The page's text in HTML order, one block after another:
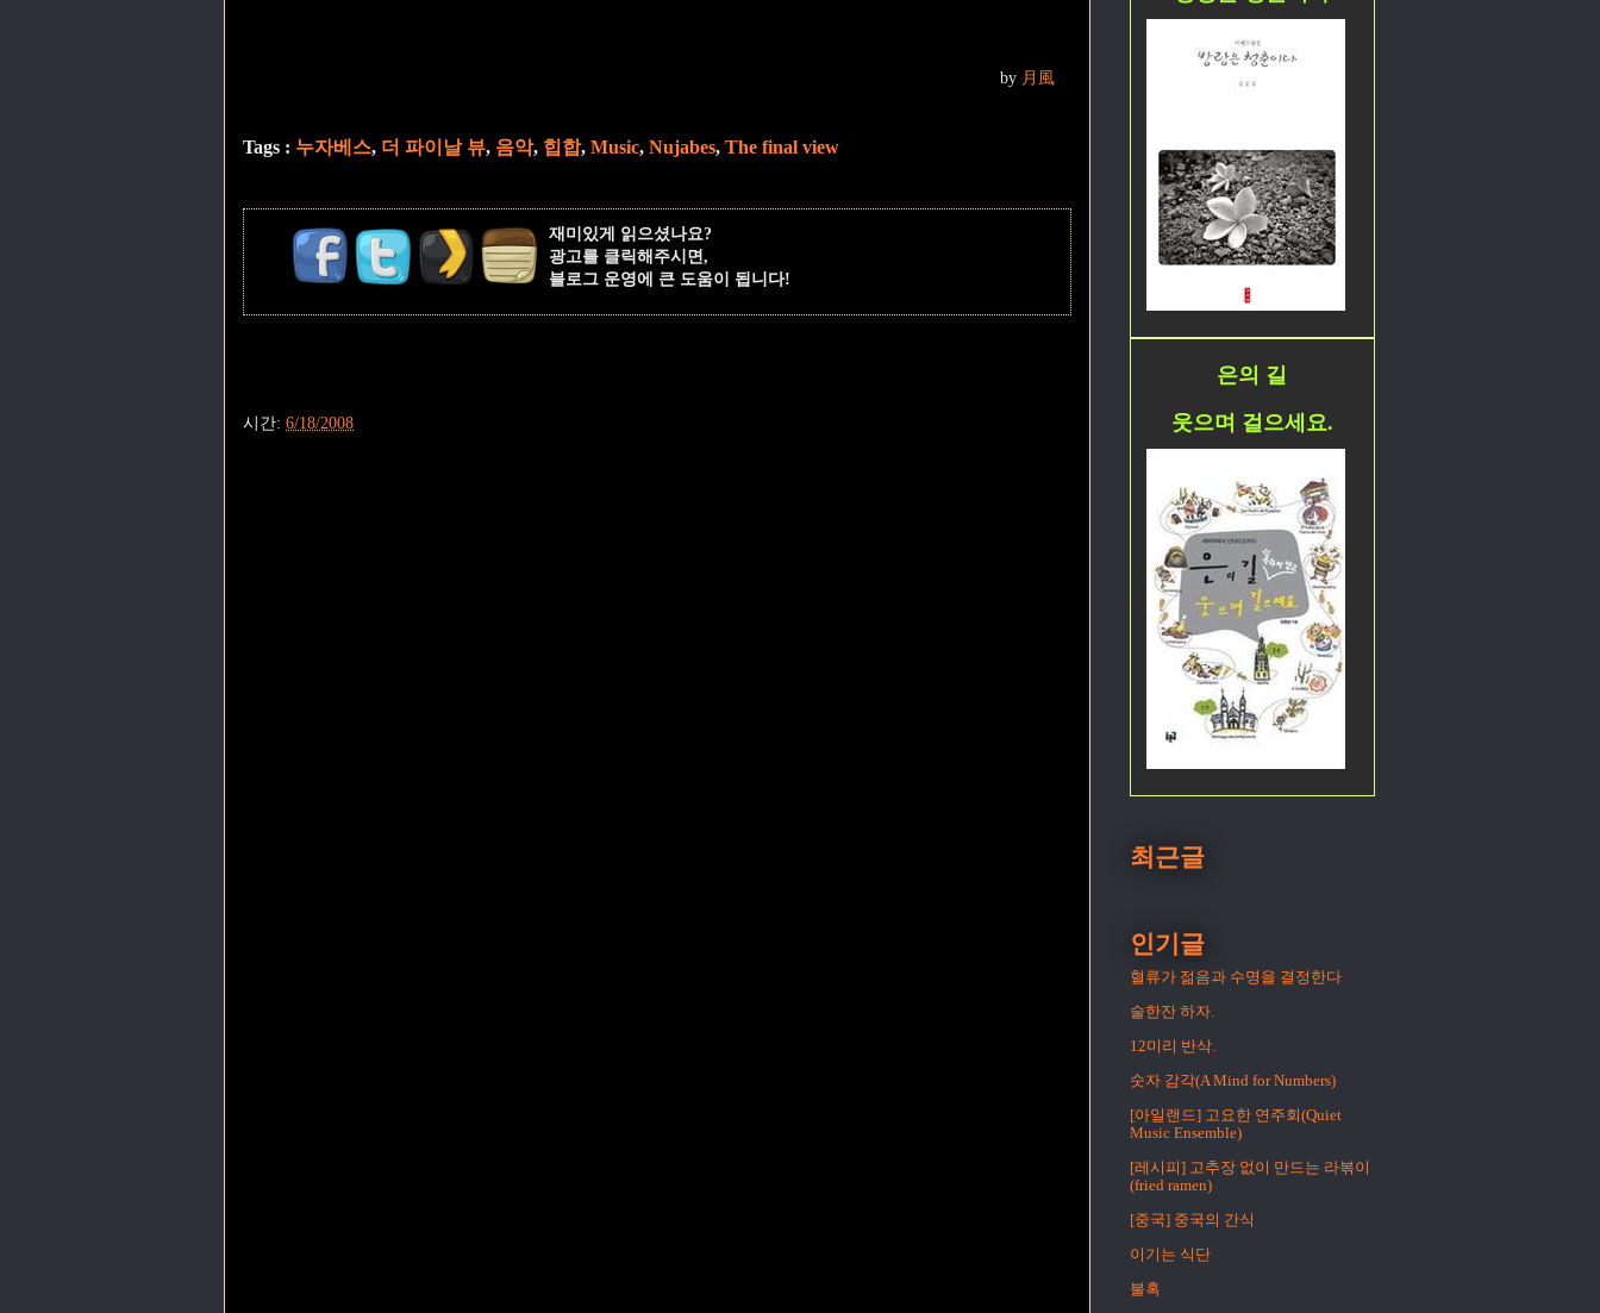
by 月風
Tags : 누자베스, 더 파이날 뷰, 음악, 힙합, Music, Nujabes, The final view
재미있게 읽으셨나요?
광고를 클릭해주시면,
블로그 운영에 큰 도움이 됩니다!
시간: 6/18/2008
은의 길
웃으며 걸으세요.
최근글
인기글
혈류가 젊음과 수명을 결정한다
술한잔 하자.
12미리 반삭.
숫자 감각(A Mind for Numbers)
[아일랜드] 고요한 연주회(Quiet
Music Ensemble)
[레시피] 고추장 없이 만드는 라볶이
(fried ramen)
[중국] 중국의 간식
이기는 식단
불혹